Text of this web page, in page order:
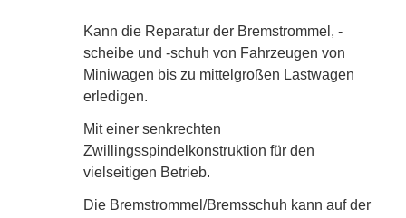
Kann die Reparatur der Bremstrommel, -
scheibe und -schuh von Fahrzeugen von
Miniwagen bis zu mittelgroßen Lastwagen
erledigen.
Mit einer senkrechten
Zwillingsspindelkonstruktion für den
vielseitigen Betrieb.
Die Bremstrommel/Bremsschuh kann auf der